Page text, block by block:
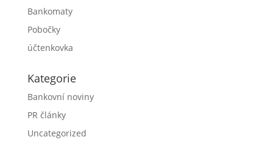
Bankomaty
Pobočky
účtenkovka
Kategorie
Bankovní noviny
PR články
Uncategorized